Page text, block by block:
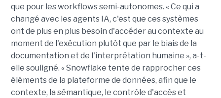
que pour les workflows semi-autonomes. « Ce qui a
changé avec les agents IA, c'est que ces systèmes
ont de plus en plus besoin d'accéder au contexte au
moment de l'exécution plutôt que par le biais de la
documentation et de l'interprétation humaine », a-t-
elle souligné. « Snowflake tente de rapprocher ces
éléments de la plateforme de données, afin que le
contexte, la sémantique, le contrôle d'accès et